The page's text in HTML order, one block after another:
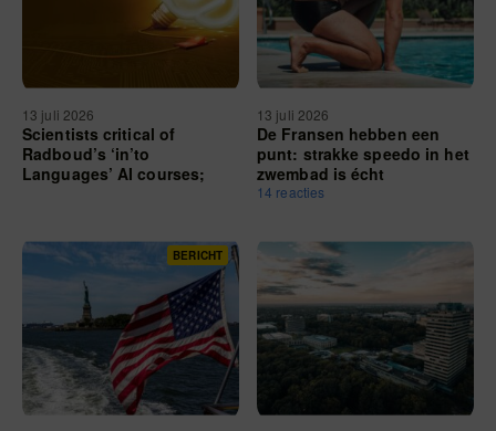
13 juli 2026
Scientists critical of
Radboud’s ‘in’to
Languages’ AI courses;
13 juli 2026
De Fransen hebben een
punt: strakke speedo in het
zwembad is écht
hygiënischer, blijkt uit
14 reacties
BERICHT